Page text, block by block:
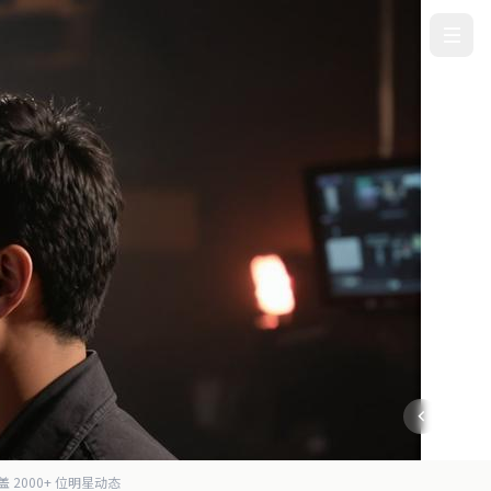
2000+ 位明星动态